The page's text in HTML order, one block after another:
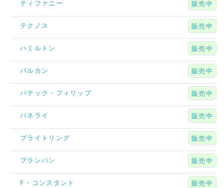
ティファニー 販売中
テクノス 販売中
ハミルトン 販売中
バルカン 販売中
パテック・フィリップ 販売中
パネライ 販売中
ブライトリング 販売中
ブランパン 販売中
F・コンスタント 販売中